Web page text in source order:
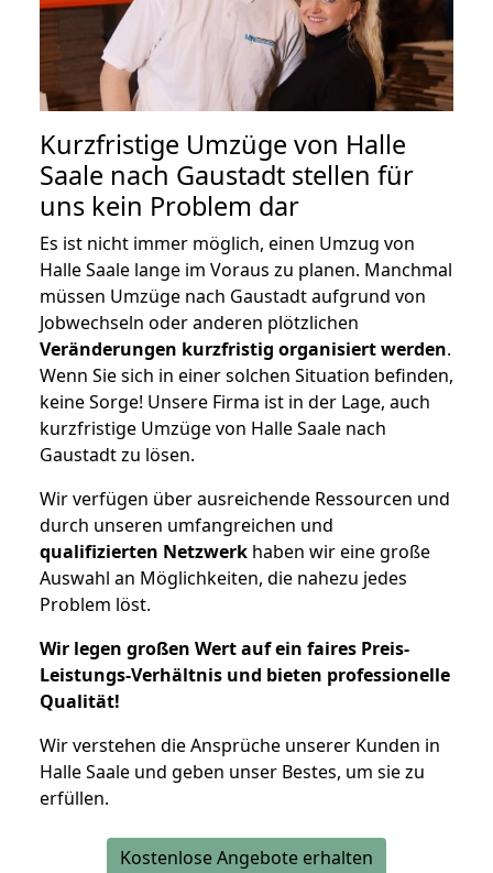
Kurzfristige Umzüge von Halle
Saale nach Gaustadt stellen für
uns kein Problem dar
Es ist nicht immer möglich, einen Umzug von
Halle Saale lange im Voraus zu planen. Manchmal
müssen Umzüge nach Gaustadt aufgrund von
Jobwechseln oder anderen plötzlichen
Veränderungen kurzfristig organisiert werden.
Wenn Sie sich in einer solchen Situation befinden,
keine Sorge! Unsere Firma ist in der Lage, auch
kurzfristige Umzüge von Halle Saale nach
Gaustadt zu lösen.
Wir verfügen über ausreichende Ressourcen und
durch unseren umfangreichen und
qualifizierten Netzwerk haben wir eine große
Auswahl an Möglichkeiten, die nahezu jedes
Problem löst.
Wir legen großen Wert auf ein faires Preis-
Leistungs-Verhältnis und bieten professionelle
Qualität!
Wir verstehen die Ansprüche unserer Kunden in
Halle Saale und geben unser Bestes, um sie zu
erfüllen.
Kostenlose Angebote erhalten